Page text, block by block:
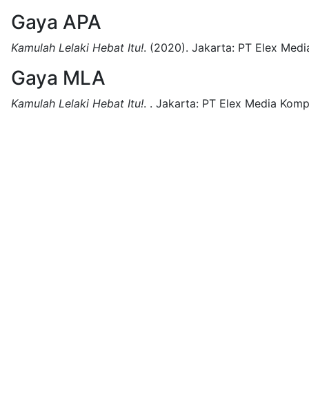
Gaya APA
Kamulah Lelaki Hebat Itu!. (2020). Jakarta: PT Elex
Gaya MLA
Kamulah Lelaki Hebat Itu!. . Jakarta: PT Elex Media